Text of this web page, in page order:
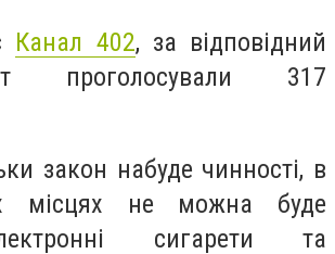
Канал 402, за відповідний
проголосували 317
закон набуде чинності, в
місцях не можна буде
сигарети та